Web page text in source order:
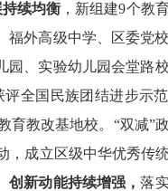
续均衡 ， 新组建9个教
福外高级中学、区委党
、 实验幼儿园会堂路
评全国民族团结进步示
育教改基地校。 “双减”
， 成立区级中华优秀传
创新动能持续增强 ，落